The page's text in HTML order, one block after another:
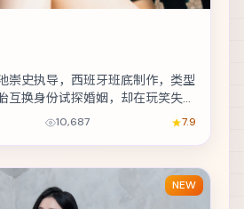
崇史执导，西班牙班底制作，类型
互换身份试探婚姻，却在玩笑失控
括汤唯、李光洁、宋佳 等，表演...
10,687 7.9
NEW